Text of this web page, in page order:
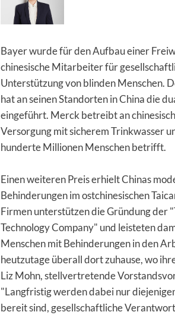
Bayer wurde für den Aufbau einer
chinesische Mitarbeiter für
Unterstützung von blinden Menschen.
hat an seinen Standorten in China die
eingeführt. Merck betreibt an
Versorgung mit sicherem Trinkwasser
hunderte Millionen Menschen betrifft.
Einen weiteren Preis erhielt Chinas
Behinderungen im ostchinesischen
Firmen unterstützen die Gründung der
Technology Company" und leisteten
Menschen mit Behinderungen in den
heutzutage überall dort zuhause, wo
Liz Mohn, stellvertretende
"Langfristig werden dabei nur
bereit sind, gesellschaftliche